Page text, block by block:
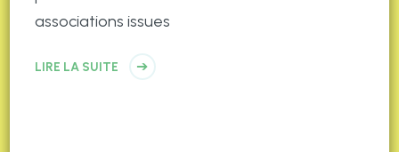
associations issues
LIRE LA SUITE